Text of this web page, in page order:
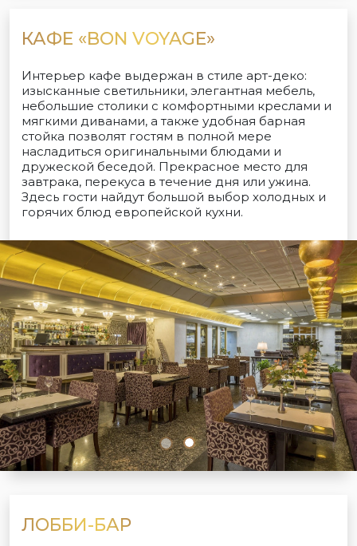
КАФЕ «BON VOYAGE»
Интерьер кафе выдержан в стиле арт-деко:
изысканные светильники, элегантная мебель,
небольшие столики с комфортными креслами и
мягкими диванами, а также удобная барная
стойка позволят гостям в полной мере
насладиться оригинальными блюдами и
дружеской беседой. Прекрасное место для
завтрака, перекуса в течение дня или ужина.
Здесь гости найдут большой выбор холодных и
горячих блюд европейской кухни.
ЛОББИ-БАР